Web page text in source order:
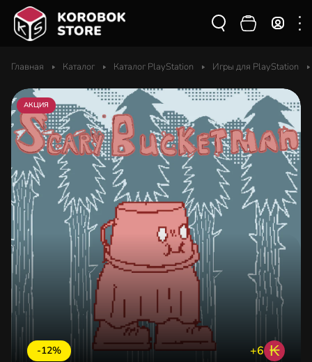
Главная Каталог Каталог PlayStation Игры для PlayStation
-12% +6 ₭
АКЦИЯ